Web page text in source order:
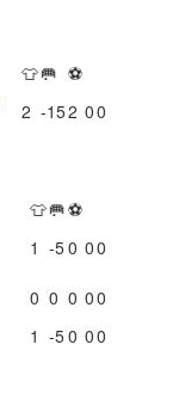
👕🥅 ⚽
2 -152 00
👕🥅⚽
1 -50 00
0 0 0 00
1 -50 00